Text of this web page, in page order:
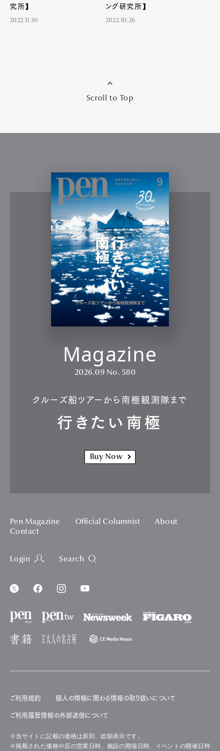
究所】
2022.11.30
ング研究所】
2022.10.26
Scroll to Top
Magazine
2026.09 No. 580
クルーズ船ツアーから南極観測隊まで
行きたい南極
Buy Now
Pen Magazine Official Columnist
About
Contact
Login Search
ご利用規約 個人の情報に関わる情報の取り扱いについて
ご利用履歴情報の外部送信について
※当サイトに記載の価格は原則、総額表示です。
※掲載された価格や店の営業日時、施設の開場日時、イベントの開催日時